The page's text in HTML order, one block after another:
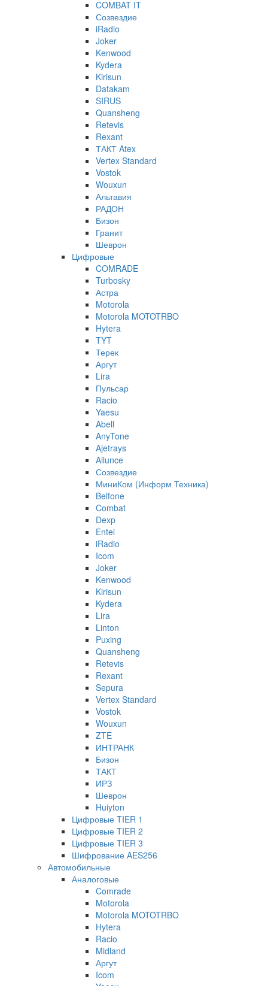
COMBAT IT
Созвездие
iRadio
Joker
Kenwood
Kydera
Kirisun
Datakam
SIRUS
Quansheng
Retevis
Rexant
ТАКТ Atex
Vertex Standard
Vostok
Wouxun
Альтавия
РАДОН
Бизон
Гранит
Шеврон
Цифровые
COMRADE
Turbosky
Астра
Motorola
Motorola MOTOTRBO
Hytera
TYT
Терек
Аргут
Lira
Пульсар
Racio
Yaesu
Abell
AnyTone
Ajetrays
Ailunce
Созвездие
МиниКом (Информ Техника)
Belfone
Combat
Dexp
Entel
iRadio
Icom
Joker
Kenwood
Kirisun
Kydera
Lira
Linton
Puxing
Quansheng
Retevis
Rexant
Sepura
Vertex Standard
Vostok
Wouxun
ZTE
ИНТРАНК
Бизон
ТАКТ
ИРЗ
Шеврон
Huiyton
Цифровые TIER 1
Цифровые TIER 2
Цифровые TIER 3
Шифрование AES256
Автомобильные
Аналоговые
Comrade
Motorola
Motorola MOTOTRBO
Hytera
Racio
Midland
Аргут
Icom